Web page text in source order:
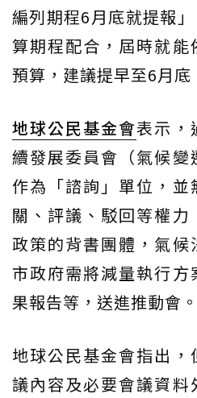
編列期程6月底就提報
算期程配合，屆時就
預算，建議提早至6月底
地球公民基金會表示，
續發展委員會（氣候變
作為「諮詢」單位，
關、評議、駁回等權
政策的背書團體，氣候
市政府需將減量執行方
果報告等，送進推動會。
地球公民基金會指出
議內容及必要會議資料